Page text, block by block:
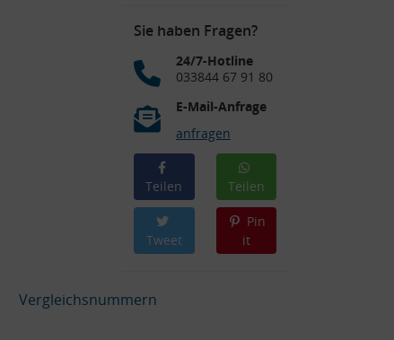
Sie haben Fragen?
24/7-Hotline
033844 67 91 80
E-Mail-Anfrage
anfragen
Teilen Teilen
Tweet
Pin
it
Vergleichsnummern